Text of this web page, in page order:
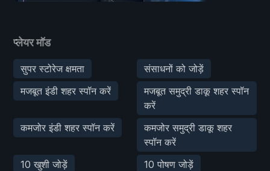
प्लेयर मॉड
सुपर स्टोरेज क्षमता
संसाधनों को जोड़ें
मजबूत इंडी शहर स्पॉन करें
मजबूत समुद्री डाकू शहर स्पॉन
करें
कमजोर इंडी शहर स्पॉन करें
कमजोर समुद्री डाकू शहर
स्पॉन करें
10 खुशी जोड़ें
10 पोषण जोड़ें